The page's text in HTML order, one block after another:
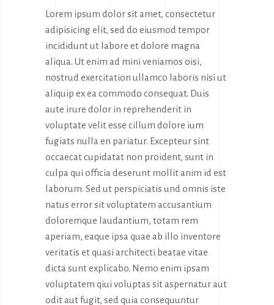
Lorem ipsum dolor sit amet, consectetur
adipisicing elit, sed do eiusmod tempor
incididunt ut labore et dolore magna
aliqua. Ut enim ad mini veniamos oisi,
nostrud exercitation ullamco laboris nisi ut
aliquip ex ea commodo consequat. Duis
aute irure dolor in reprehenderit in
voluptate velit esse cillum dolore ium
fugiats nulla en pariatur. Excepteur sint
occaecat cupidatat non proident, sunt in
culpa qui officia deserunt mollit anim id est
laborum. Sed ut perspiciatis und omnis iste
natus error sit voluptatem accusantium
doloremque laudantium, totam rem
aperiam, eaque ipsa quae ab illo inventore
veritatis et quasi architecti beatae vitae
dicta sunt explicabo. Nemo enim ipsam
voluptatem qiui voluptas sit aspernatur aut
odit aut fugit, sed quia consequuntur